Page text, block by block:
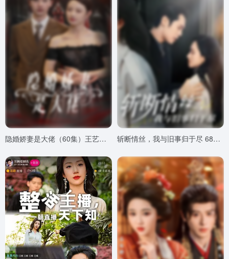
隐婚娇妻是大佬（60集）王艺阳/张正越 斩断情丝，我与旧事归于尽 68集(2025)王亦宸＆董泽馨